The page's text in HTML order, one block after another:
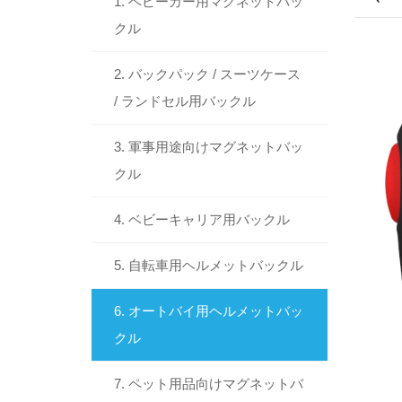
クル
2. バックパック / スーツケース
/ ランドセル用バックル
3. 軍事用途向けマグネットバッ
クル
4. ベビーキャリア用バックル
5. 自転車用ヘルメットバックル
6. オートバイ用ヘルメットバッ
クル
7. ペット用品向けマグネットバ